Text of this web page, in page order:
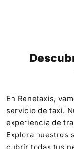
En Renetaxis,
servicio de taxi.
experiencia de
Explora nuestros
cubrir todas tus